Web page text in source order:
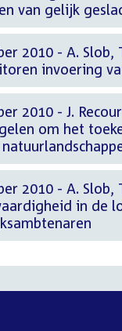
van gelijk
2010 - A.
invoering
2010 - J.
om het
2010 - A.
in de